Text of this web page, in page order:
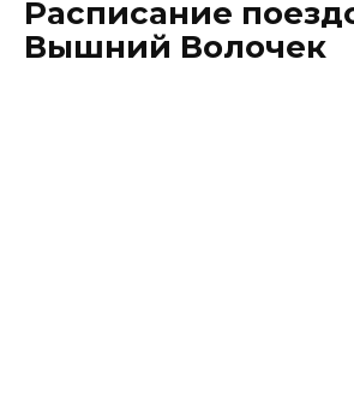
Расписание
Вышний Волочек